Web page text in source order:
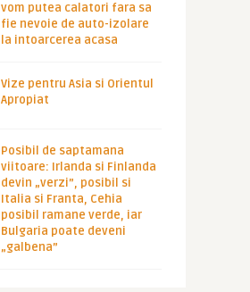
vom putea calatori fara sa
fie nevoie de auto-izolare
la intoarcerea acasa
Vize pentru Asia si Orientul
Apropiat
Posibil de saptamana
viitoare: Irlanda si Finlanda
devin „verzi”, posibil si
Italia si Franta, Cehia
posibil ramane verde, iar
Bulgaria poate deveni
„galbena”